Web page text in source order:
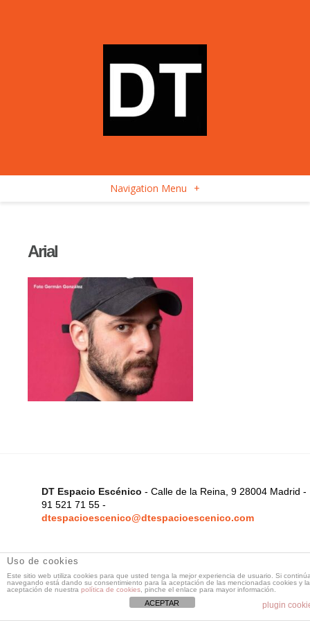
Navigation Menu +
Arial
DT Espacio Escénico - Calle de la Reina, 9 28004 Madrid -
91 521 71 55 -
dtespacioescenico@dtespacioescenico.com
Uso de cookies
Este sitio web utiliza cookies para que usted tenga la mejor experiencia de usuario. Si
navegando está dando su consentimiento para la aceptación de las mencionadas cookies y la
aceptación de nuestra política de cookies , pinche el enlace para mayor información.
plugin
ACEPTAR